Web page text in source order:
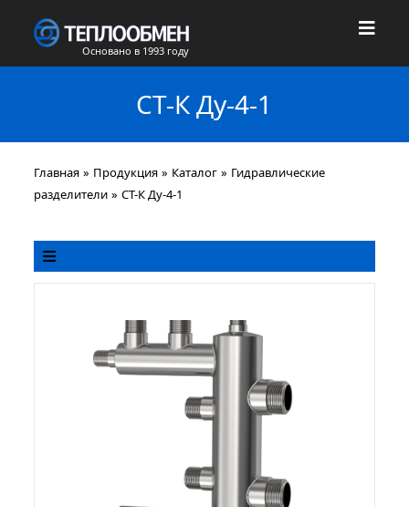
Основано в 1993 году
СТ-К Ду-4-1
Главная » Продукция » Каталог » Гидравлические
разделители » СТ-К Ду-4-1